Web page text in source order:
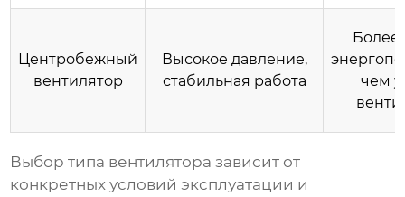
Центробежный
вентилятор
Высокое давление,
стабильная работа
Более
чем у
Выбор типа вентилятора зависит от
конкретных условий эксплуатации и